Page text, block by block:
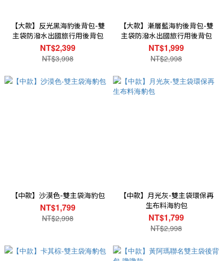
【大款】反光黑海豹後背包-雙
主袋防潑水出國旅行用後背包
NT$2,399
NT$3,998
【大款】漸層藍海豹後背包-雙
主袋防潑水出國旅行用後背包
NT$1,999
NT$2,998
【中款】沙漠色-雙主袋海豹包
NT$1,799
NT$2,998
【中款】月光灰-雙主袋環保再
生布料海豹包
NT$1,799
NT$2,998